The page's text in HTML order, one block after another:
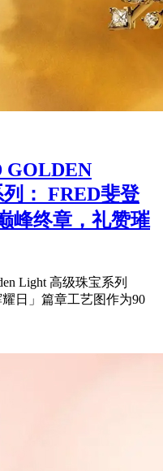
GOLDEN
： FRED斐登
峰终章，礼赞璀
Light 高级珠宝系列
耀日」篇章工艺图作为90